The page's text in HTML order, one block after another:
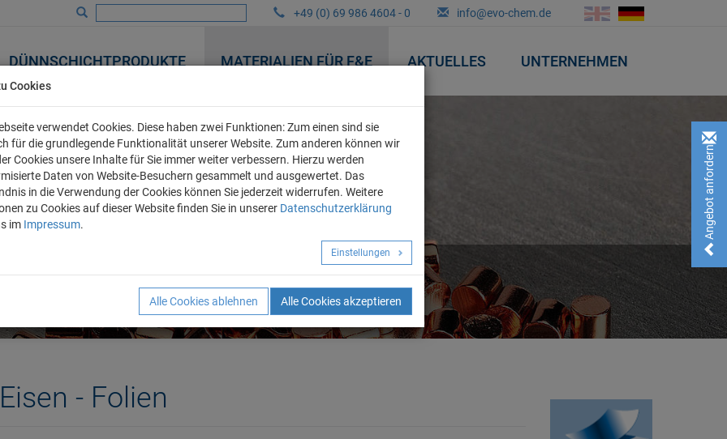
+49 (0) 69 986 4604 - 0 info@evo-chem.de
DÜNNSCHICHTPRODUKTE MATERIALIEN FÜR F&E AKTUELLES UNTERNEHMEN
Angebot anfordern!
Eisen - Folien
Cookies
verwendet Cookies. Diese haben zwei Funktionen: Zum einen sind sie
für die grundlegende Funktionalität unserer Website. Zum anderen können wir
Cookies unsere Inhalte für Sie immer weiter verbessern. Hierzu werden
Daten von Website-Besuchern gesammelt und ausgewertet. Das
in die Verwendung der Cookies können Sie jederzeit widerrufen. Weitere
zu Cookies auf dieser Website finden Sie in unserer Datenschutzerklärung
im Impressum.
Einstellungen
Alle Cookies ablehnen Alle Cookies akzeptieren